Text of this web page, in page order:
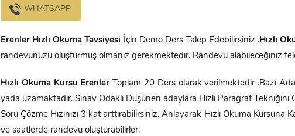
WHATSAPP
Erenler Hızlı Okuma Tavsiyesi İçin Demo Ders Talep Edebilirsiniz .Hızlı
randevunuzu oluşturmuş olmanız gerekmektedir. Randevu alabileceğiniz
Hızlı Okuma Kursu Erenler Toplam 20 Ders olarak verilmektedir .Bazı
yada uzamaktadır. Sınav Odaklı Düşünen adaylara Hızlı Paragraf Tekniğini
Soru Çözme Hızınızı 3 kat arttırabilirsiniz. Anlayarak Hızlı Okuma Kursuna
ve saatlerde randevu oluşturabilirler.